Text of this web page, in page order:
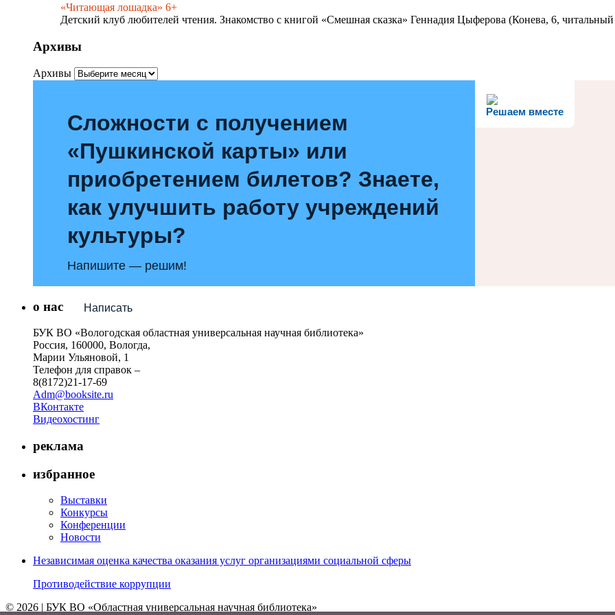
«Читающая лошадка» 6+
Детский клуб любителей чтения. Знакомство с книгой «Смешная сказка» Геннадия Цыферова (Конева, 6, читальный
Архивы
Архивы
Решаем вместе
Сложности с получением
«Пушкинской карты» или
приобретением билетов? Знаете,
как улучшить работу учреждений
культуры?
Напишите — решим!
Написать
о нас
БУК ВО «Вологодская областная универсальная научная библиотека»
Россия, 160000, Вологда,
Марии Ульяновой, 1
Телефон для справок –
8(8172)21-17-69
Adm@booksite.ru
ВКонтакте
Видеохостинг
реклама
избранное
Выставки
Конкурсы
Конференции
Новости
Независимая оценка качества оказания услуг организациями социальной сферы
Противодействие коррупции
© 2026 | БУК ВО «Областная универсальная научная библиотека»